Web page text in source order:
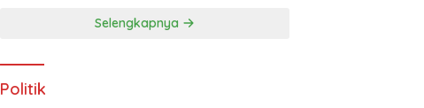
Selengkapnya
Politik